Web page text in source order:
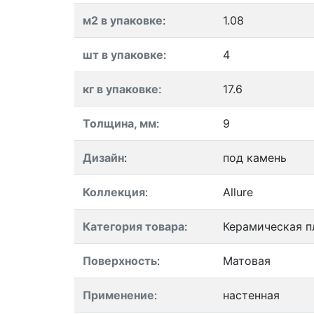
м2 в упаковке: 1.08
шт в упаковке: 4
кг в упаковке: 17.6
Толщина, мм: 9
Дизайн: под камень
Коллекция: Allure
Категория товара: Керамическая
Поверхность: Матовая
Применение: настенная